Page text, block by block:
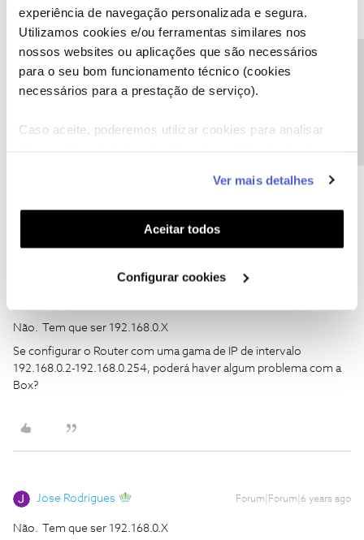
experiência de navegação personalizada e segura.
Utilizamos cookies e/ou ferramentas similares nos
nossos websites ou aplicações que são necessários
para o seu bom funcionamento técnico (cookies
necessários para a prestação de serviço).
Caso aceite, poderemos utilizar cookies para analisar
funcionalidades (cookies de personalização e
funcionalidade) e adaptar anúncios aos seus interesses
(cookies de publicidade personalizada). Pode gerir a
utilização dos cookies clicando em "Configurar
Ver mais detalhes
Aceitar todos
Configurar cookies
Guimas Forum|Forum|6 years ago
Não. Tem que ser 192.168.0.X
Se configurar o Router com uma gama de IP de intervalo
192.168.0.2-192.168.0.254, poderá haver algum problema com a
Box?
Jose Rodrigues Forum|Forum|6 years ago
Não. Tem que ser 192.168.0.X